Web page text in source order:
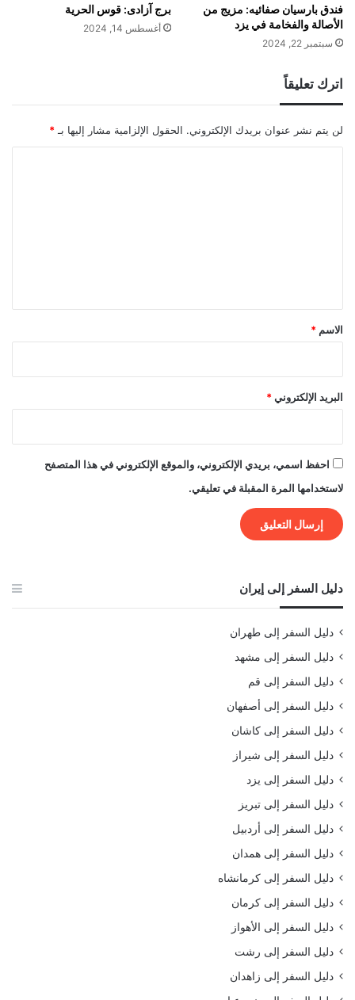
فندق بارسيان صفائيه: مزيج من
الأصالة والفخامة في يزد
سبتمبر 22, 2024
برج آزادی: قوس الحرية
أغسطس 14, 2024
اترك تعليقاً
لن يتم نشر عنوان بريدك الإلكتروني. الحقول الإلزامية مشار إليها بـ *
*
الاسم *
البريد الإلكتروني *
احفظ اسمي، بريدي الإلكتروني، والموقع الإلكتروني في هذا المتصفح
لاستخدامها المرة المقبلة في تعليقي.
دليل السفر إلى إيران
دليل السفر إلى طهران
دليل السفر إلى مشهد
دليل السفر إلى قم
دليل السفر إلى أصفهان
دليل السفر إلى كاشان
دليل السفر إلى شيراز
دليل السفر إلى يزد
دليل السفر إلى تبريز
دليل السفر إلى أردبيل
دليل السفر إلى همدان
دليل السفر إلى كرمانشاه
دليل السفر إلى كرمان
دليل السفر إلى الأهواز
دليل السفر إلى رشت
دليل السفر إلى زاهدان